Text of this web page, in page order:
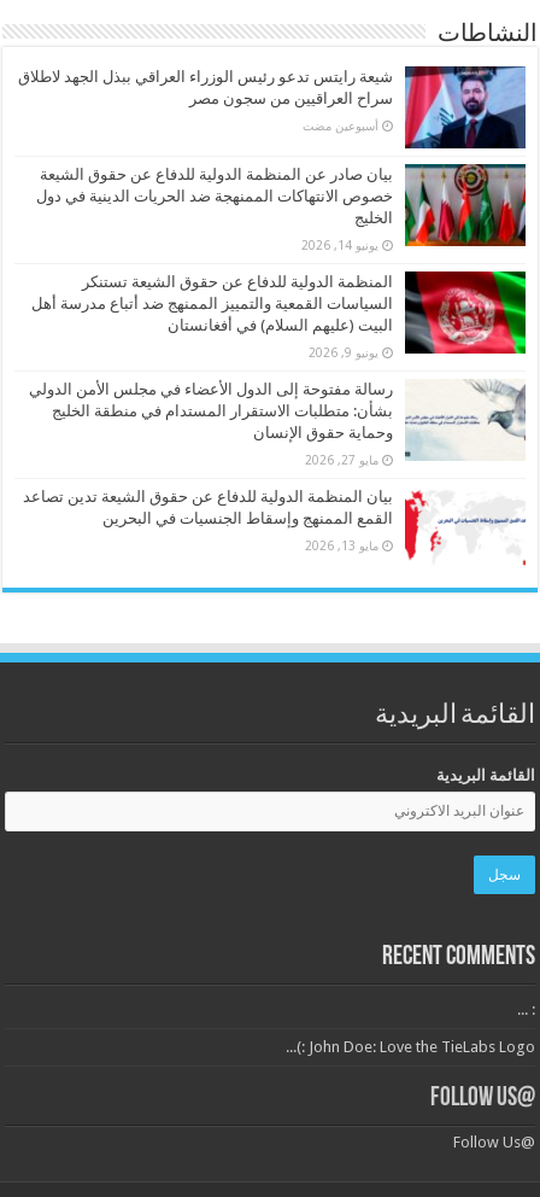
النشاطات
شيعة رايتس تدعو رئيس الوزراء العراقي ببذل الجهد لاطلاق
سراح العراقيين من سجون مصر
‏أسبوعين مضت
بيان صادر عن المنظمة الدولية للدفاع عن حقوق الشيعة
خصوص الانتهاكات الممنهجة ضد الحريات الدينية في دول
الخليج
يونيو 14, 2026
المنظمة الدولية للدفاع عن حقوق الشيعة تستنكر
السياسات القمعية والتمييز الممنهج ضد أتباع مدرسة أهل
البيت (عليهم السلام) في أفغانستان
يونيو 9, 2026
رسالة مفتوحة إلى الدول الأعضاء في مجلس الأمن الدولي
بشأن: متطلبات الاستقرار المستدام في منطقة الخليج
وحماية حقوق الإنسان
مايو 27, 2026
بيان المنظمة الدولية للدفاع عن حقوق الشيعة تدين تصاعد
القمع الممنهج وإسقاط الجنسيات في البحرين
مايو 13, 2026
القائمة البريدية
القائمة البريدية
Recent Comments
: ...
John Doe: Love the TieLabs Logo :)...
@Follow Us
@Follow Us